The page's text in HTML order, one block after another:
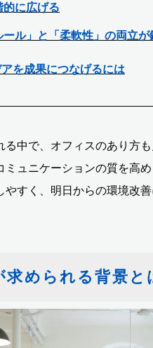
に広げる
ール」と「柔軟性」の両立が
を成果につなげるには
る中で、オフィスのあり方
ュニケーションの質を高
やすく、明日からの環境改
求められる背景と